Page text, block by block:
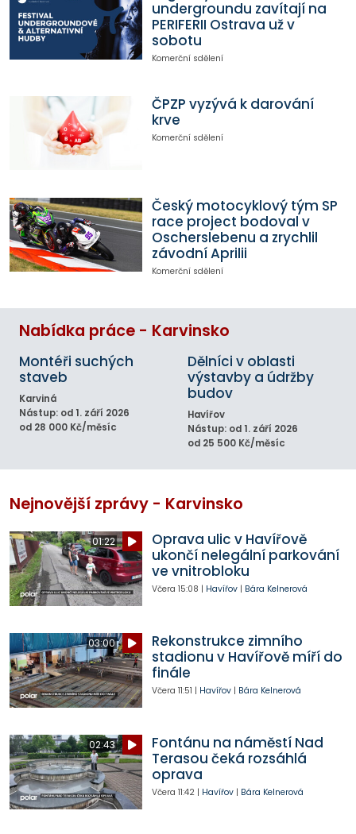
undergroundu zavítají na
PERIFERII Ostrava už v
sobotu
Komerční sdělení
ČPZP vyzývá k darování
krve
Komerční sdělení
Český motocyklový tým SP
race project bodoval v
Oscherslebenu a zrychlil
závodní Aprilii
Komerční sdělení
Nabídka práce - Karvinsko
Montéři suchých
staveb
Karviná
Nástup: od 1. září 2026
od 28 000 Kč/měsíc
Dělníci v oblasti
výstavby a údržby
budov
Havířov
Nástup: od 1. září 2026
od 25 500 Kč/měsíc
Nejnovější zprávy - Karvinsko
01:22
Oprava ulic v Havířově
ukončí nelegální parkování
ve vnitrobloku
Včera 15:08 | Havířov| Bára Kelnerová
03:00
Rekonstrukce zimního
stadionu v Havířově míří do
finále
Včera 11:51 | Havířov| Bára Kelnerová
02:43
Fontánu na náměstí Nad
Terasou čeká rozsáhlá
oprava
Včera 11:42| Havířov| Bára Kelnerová